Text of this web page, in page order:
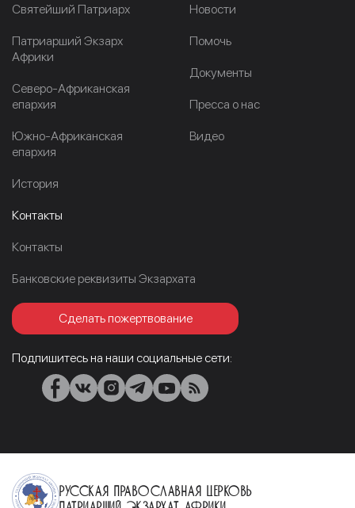
Cвятейший Патриарх
Патриарший Экзарх
Африки
Северо-Африканская
епархия
Южно-Африканская
епархия
История
Новости
Помочь
Документы
Пресса о нас
Видео
Контакты
Контакты
Банковские реквизиты Экзархата
Сделать пожертвование
Подпишитесь на наши социальные сети:
Русская Православная Церковь
Патриарший Экзархат Африки